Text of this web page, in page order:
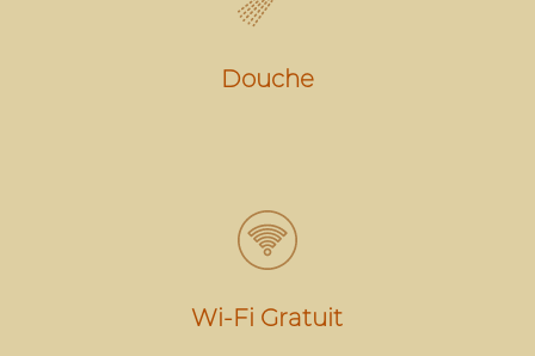
Douche
Wi-Fi Gratuit